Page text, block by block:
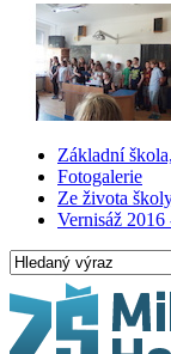
Základní
Fotogalerie
Ze života
Vernisáž 2016